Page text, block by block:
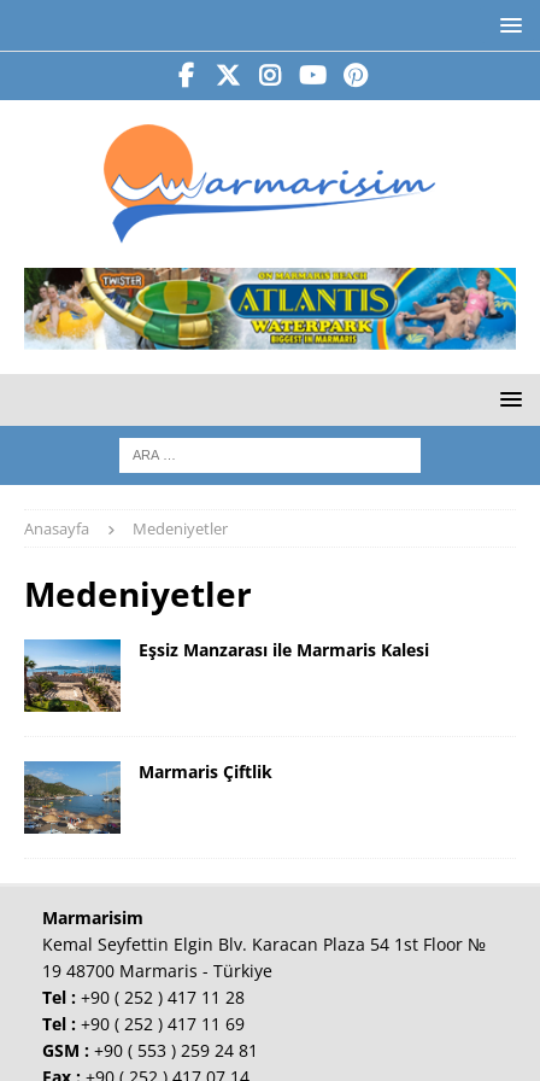
Anasayfa Medeniyetler
Medeniyetler
Eşsiz Manzarası ile Marmaris Kalesi
Marmaris Çiftlik
Marmarisim
Kemal Seyfettin Elgin Blv. Karacan Plaza 54 1st Floor №
19 48700 Marmaris - Türkiye
Tel : +90 ( 252 ) 417 11 28
Tel : +90 ( 252 ) 417 11 69
GSM : +90 ( 553 ) 259 24 81